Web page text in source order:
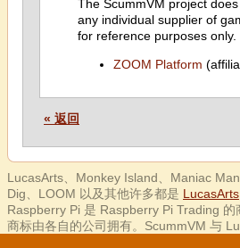
The ScummVM project
any individual supplier of
for reference purposes only.
ZOOM Platform
« 返回
LucasArts、Monkey Island、Maniac
Dig、LOOM 以及其他许多都是
Raspberry Pi 是 Raspberry Pi Trading
商标由各自的公司拥有。ScummVM 与